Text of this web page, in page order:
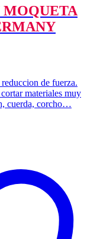
de fuerza.
materiales muy
cuerda, corcho…